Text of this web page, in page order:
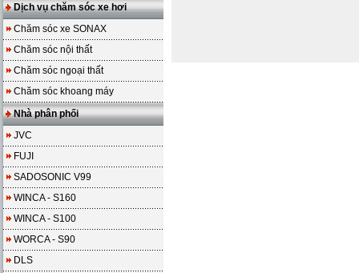
Dịch vụ chăm sóc xe hơi
Chăm sóc xe SONAX
Chăm sóc nội thất
Chăm sóc ngoại thất
Chăm sóc khoang máy
Nhà phân phối
JVC
FUJI
SADOSONIC V99
WINCA - S160
WINCA - S100
WORCA - S90
DLS